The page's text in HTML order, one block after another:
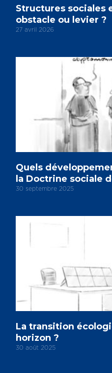
Structures sociales
obstacle ou levier ?
27 avril 2026
Quels
la Doctrine sociale
30 septembre 2025
La transition
horizon ?
30 août 2025